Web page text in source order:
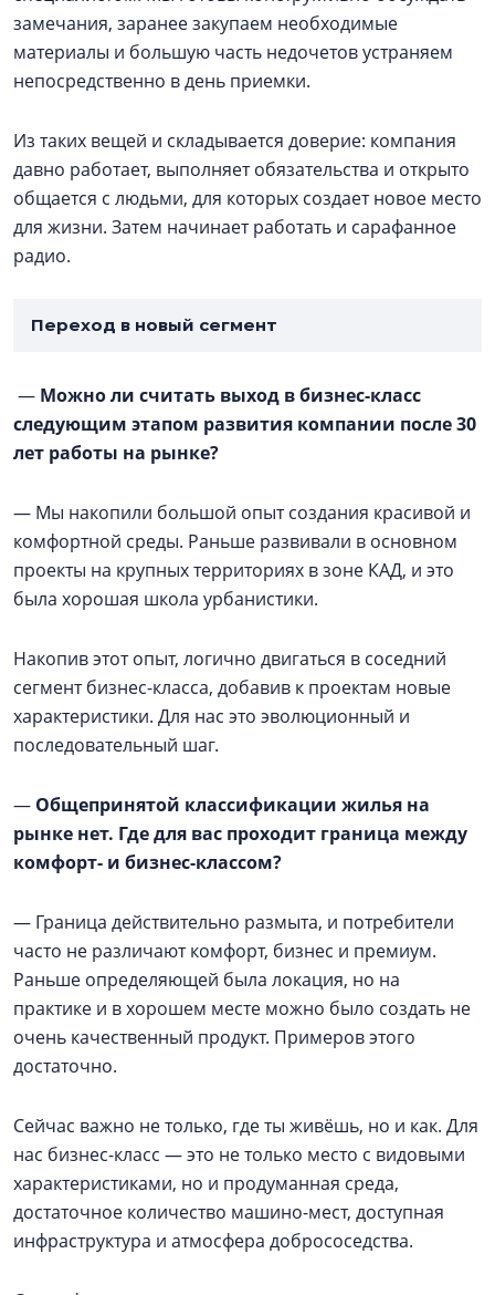
замечания, заранее закупаем необходимые
материалы и большую часть недочетов устраняем
непосредственно в день приемки.
Из таких вещей и складывается доверие: компания
давно работает, выполняет обязательства и открыто
общается с людьми, для которых создает новое место
для жизни. Затем начинает работать и сарафанное
радио.
Переход в новый сегмент
— Можно ли считать выход в бизнес-класс
следующим этапом развития компании после 30
лет работы на рынке?
— Мы накопили большой опыт создания красивой и
комфортной среды. Раньше развивали в основном
проекты на крупных территориях в зоне КАД, и это
была хорошая школа урбанистики.
Накопив этот опыт, логично двигаться в соседний
сегмент бизнес-класса, добавив к проектам новые
характеристики. Для нас это эволюционный и
последовательный шаг.
— Общепринятой классификации жилья на
рынке нет. Где для вас проходит граница между
комфорт- и бизнес-классом?
— Граница действительно размыта, и потребители
часто не различают комфорт, бизнес и премиум.
Раньше определяющей была локация, но на
практике и в хорошем месте можно было создать не
очень качественный продукт. Примеров этого
достаточно.
Сейчас важно не только, где ты живёшь, но и как. Для
нас бизнес-класс — это не только место с видовыми
характеристиками, но и продуманная среда,
достаточное количество машино-мест, доступная
инфраструктура и атмосфера добрососедства.